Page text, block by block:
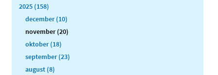
2025 (158)
december (10)
november (20)
oktober (18)
september (23)
august (8)